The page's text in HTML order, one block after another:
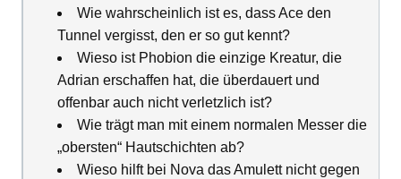
Wie wahrscheinlich ist es, dass Ace den
Tunnel vergisst, den er so gut kennt?
Wieso ist Phobion die einzige Kreatur, die
Adrian erschaffen hat, die überdauert und
offenbar auch nicht verletzlich ist?
Wie trägt man mit einem normalen Messer die
„obersten“ Hautschichten ab?
Wieso hilft bei Nova das Amulett nicht gegen